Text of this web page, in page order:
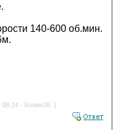
140-600 об.мин.
- Колян36. ]